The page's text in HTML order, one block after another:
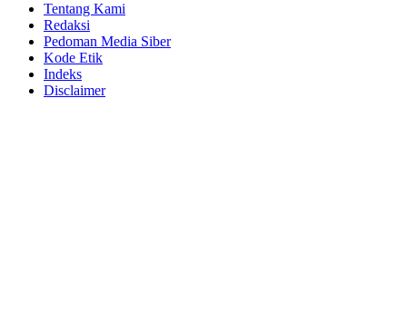
Tentang Kami
Redaksi
Pedoman Media Siber
Kode Etik
Indeks
Disclaimer